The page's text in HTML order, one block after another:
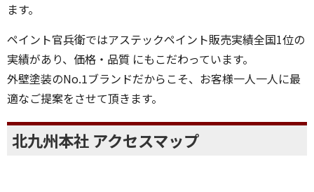
ます。
ペイント官兵衛ではアステックペイント販売実績全国1位の
実績があり、価格・品質 にもこだわっています。
外壁塗装のNo.1ブランドだからこそ、お客様一人一人に最
適なご提案をさせて頂きます。
北九州本社 アクセスマップ